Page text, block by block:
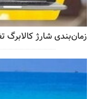
زمان‌بندی شارژ کالابرگ